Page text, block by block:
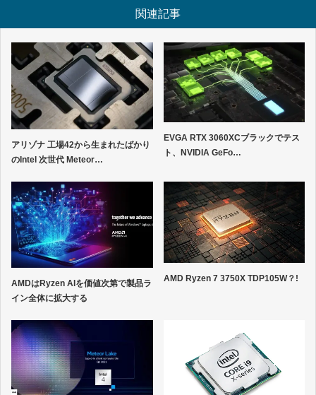
関連記事
アリゾナ 工場42から生まれたばかり
のIntel 次世代 Meteor…
EVGA RTX 3060XCブラックでテス
ト、NVIDIA GeFo…
AMDはRyzen AIを価値次第で製品ラ
イン全体に拡大する
AMD Ryzen 7 3750X TDP105W？!